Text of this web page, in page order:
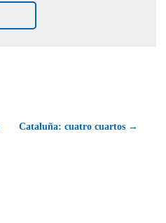
Cataluña: cuatro cuartos →